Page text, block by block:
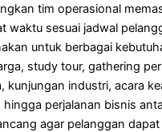
tim operasional
waktu sesuai jadwal
untuk berbagai
study tour, gathering
kunjungan industri, acara
hingga perjalanan bisnis
agar pelanggan